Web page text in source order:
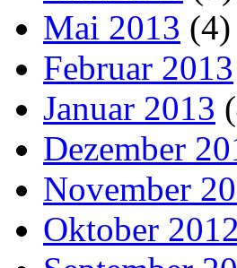
Mai 2013 (4)
Februar 2013
Januar 2013
Dezember
November
Oktober 2012